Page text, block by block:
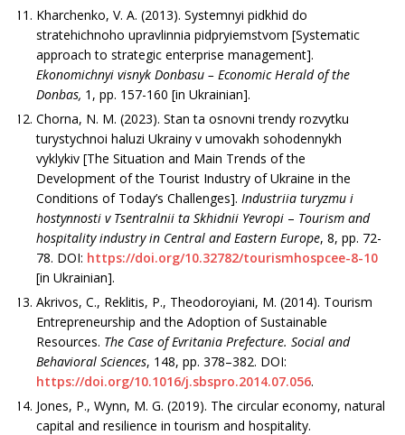
Kharchenko, V. A. (2013). Systemnyi pidkhid do
stratehichnoho upravlinnia pidpryiemstvom [Systematic
approach to strategic enterprise management].
Ekonomichnyi visnyk Donbasu – Economic Herald of the
Donbas, 1, рр. 157-160 [in Ukrainian].
Chorna, N. M. (2023). Stan ta osnovni trendy rozvytku
turystychnoi haluzi Ukrainy v umovakh sohodennykh
vyklykiv [The Situation and Main Trends of the
Development of the Tourist Industry of Ukraine in the
Conditions of Today’s Challenges]. Industriia turyzmu i
hostynnosti v Tsentralnii ta Skhidnii Yevropi – Tourism and
hospitality industry in Central and Eastern Europe, 8, рр. 72-
78. DOI: https://doi.org/10.32782/tourismhospcee-8-10
[in Ukrainian].
Akrivos, C., Reklitis, P., Theodoroyiani, M. (2014). Tourism
Entrepreneurship and the Adoption of Sustainable
Resources. The Case of Evritania Prefecture. Social and
Behavioral Sciences, 148, рр. 378–382. DOI:
https://doi.org/10.1016/j.sbspro.2014.07.056.
Jones, P., Wynn, M. G. (2019). The circular economy, natural
capital and resilience in tourism and hospitality.